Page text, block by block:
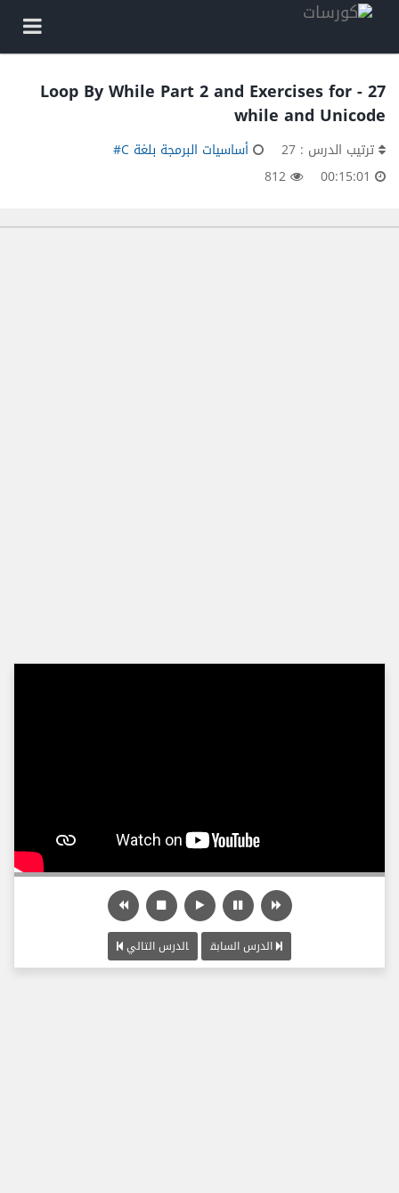
27 - Loop By While Part 2 and Exercises for
while and Unicode
ترتيب الدرس : 27
أساسيات البرمجة بلغة C#
الدرس السابق الدرس التالي